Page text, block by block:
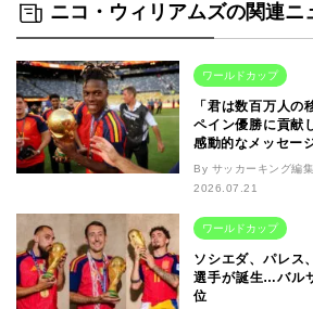
ニコ・ウィリアムズの関連ニ
ワールドカップ
「君は数百万人
ペイン優勝に貢献
感動的なメッセー
By サッカーキング編
2026.07.21
ワールドカップ
ソシエダ、パレス
選手が誕生…バル
位